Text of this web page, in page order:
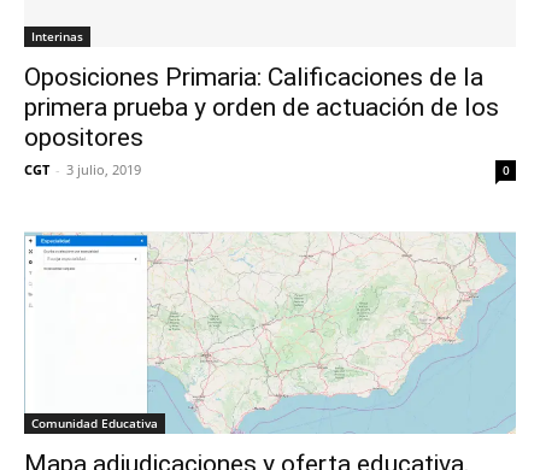
Interinas
Oposiciones Primaria: Calificaciones de la
primera prueba y orden de actuación de los
opositores
CGT - 3 julio, 2019 0
Comunidad Educativa
Mapa adjudicaciones y oferta educativa.